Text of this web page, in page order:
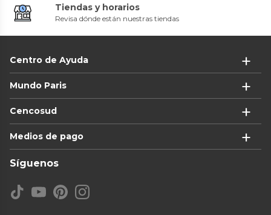
Tiendas y horarios
Revisa dónde están nuestras tiendas
Centro de Ayuda
Mundo Paris
Cencosud
Medios de pago
Síguenos